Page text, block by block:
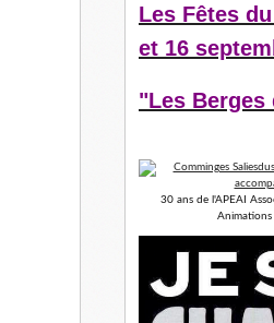
Les Fêtes
et 16
"Les Berges
30 ans de l'APEAI